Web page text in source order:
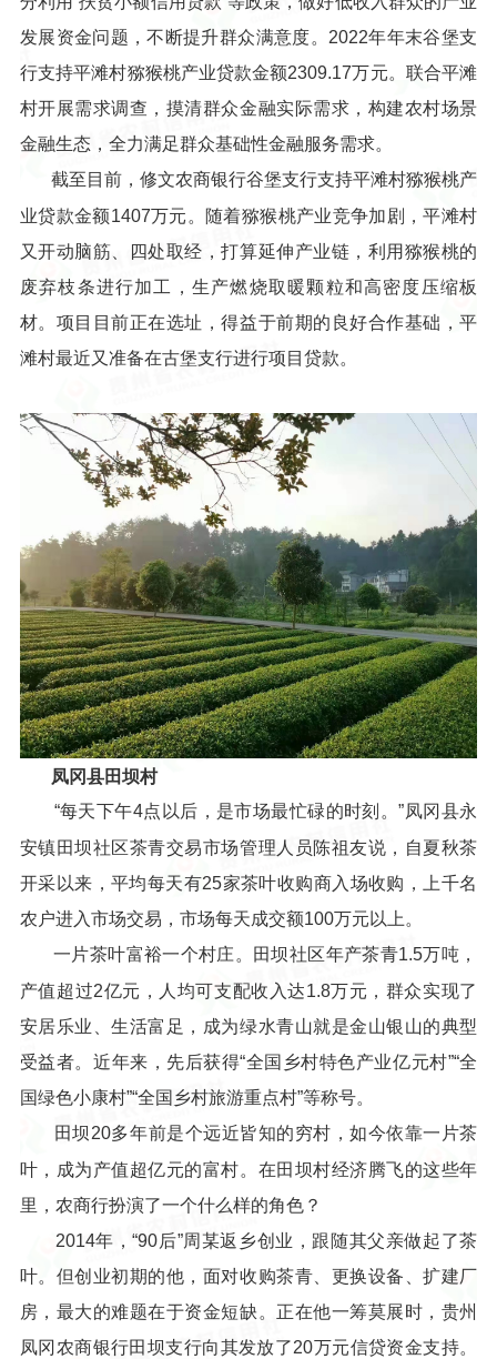
发展资金问题，不断提升群众满意度。2022年年末谷堡支
行支持平滩村猕猴桃产业贷款金额2309.17万元。联合平滩
村开展需求调查，摸清群众金融实际需求，构建农村场景
金融生态，全力满足群众基础性金融服务需求。
截至目前，修文农商银行谷堡支行支持平滩村猕猴桃产
业贷款金额1407万元。随着猕猴桃产业竞争加剧，平滩村
又开动脑筋、四处取经，打算延伸产业链，利用猕猴桃的
废弃枝条进行加工，生产燃烧取暖颗粒和高密度压缩板
材。项目目前正在选址，得益于前期的良好合作基础，平
滩村最近又准备在古堡支行进行项目贷款。
凤冈县田坝村
“每天下午4点以后，是市场最忙碌的时刻。”凤冈县永
安镇田坝社区茶青交易市场管理人员陈祖友说，自夏秋茶
开采以来，平均每天有25家茶叶收购商入场收购，上千名
农户进入市场交易，市场每天成交额100万元以上。
一片茶叶富裕一个村庄。田坝社区年产茶青1.5万吨，
产值超过2亿元，人均可支配收入达1.8万元，群众实现了
安居乐业、生活富足，成为绿水青山就是金山银山的典型
受益者。近年来，先后获得“全国乡村特色产业亿元村”“全
国绿色小康村”“全国乡村旅游重点村”等称号。
田坝20多年前是个远近皆知的穷村，如今依靠一片茶
叶，成为产值超亿元的富村。在田坝村经济腾飞的这些年
里，农商行扮演了一个什么样的角色？
2014年，“90后”周某返乡创业，跟随其父亲做起了茶
叶。但创业初期的他，面对收购茶青、更换设备、扩建厂
房，最大的难题在于资金短缺。正在他一筹莫展时，贵州
凤冈农商银行田坝支行向其发放了20万元信贷资金支持。